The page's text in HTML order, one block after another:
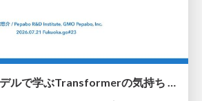
Go言語とトイモデルで学ぶTransformerの気持ち / fukuokago23-transformer